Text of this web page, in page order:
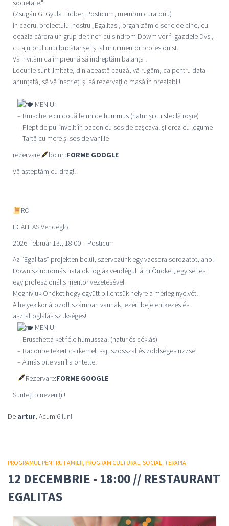
societate."
(Zsugán G. Gyula Hidber, Posticum, membru curatoriu)
In cadrul proiectului nostru „Egalitas”, organizăm o serie de cine, cu
ocazia cărora un grup de tineri cu sindrom Dowm vor fi gazdele Dvs.,
cu ajutorul unui bucătar șef și al unui mentor profesionist.
Vă invităm ca împreună să îndreptăm balanța !
Locurile sunt limitate, din această cauză, vă rugăm, ca pentru data
anunțată, să vă înscrieți și să rezervați o masă în prealabil!
MENIU:
– Bruschete cu două feluri de hummus (natur și cu sfeclă roșie)
– Piept de pui învelit în bacon cu sos de cașcaval și orez cu legume
– Tartă cu mere și sos de vanilie
rezervare
locuri:FORME GOOGLE
Vă așteptăm cu drag!!
RO
EGALITASVendéglő
2026. február 13., 18:00 – Posticum
Az ”Egalitas” projekten belül, szervezünk egy vacsora sorozatot, ahol
Down szindrómás fiatalok fogják vendégül látni Önöket, egy séf és
egy profeszionális mentor vezetésével.
Meghívjuk Önöket hogy együtt billentsük helyre a mérleg nyelvét!
A helyek korlátozott számban vannak, ezért bejelentkezés és
asztalfoglalás szükséges!
MENIU:
– Bruschetta két féle humusszal (natur és céklás)
– Baconbe tekert csirkemell sajt szósszal és zöldséges rizzsel
– Almás pite vanília öntettel
Rezervare:FORME GOOGLE
Sunteți bineveniți!!
De artur, Acum 6 luni
PROGRAMUL PENTRU FAMILII PROGRAM CULTURAL SOCIAL TERAPIA
12 DECEMBRIE - 18:00 // RESTAURANT
EGALITAS